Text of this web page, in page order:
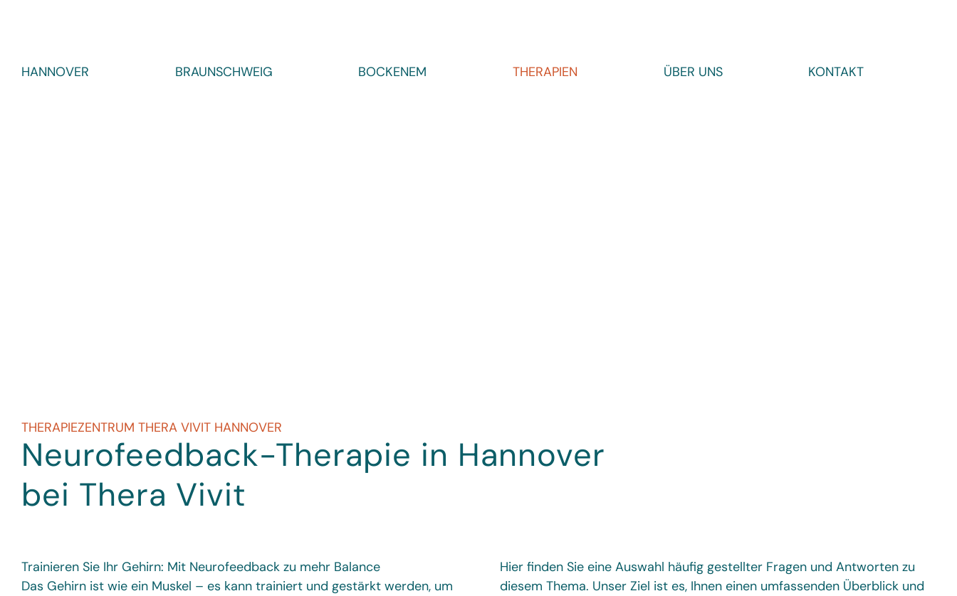
HANNOVER BRAUNSCHWEIG BOCKENEM THERAPIEN ÜBER UNS KONTAKT
THERAPIEZENTRUM THERA VIVIT HANNOVER
Neurofeedback-Therapie in Hannover
bei Thera Vivit
Trainieren Sie Ihr Gehirn: Mit Neurofeedback zu mehr Balance
Das Gehirn ist wie ein Muskel – es kann trainiert und gestärkt werden, um
Hier finden Sie eine Auswahl häufig gestellter Fragen und Antworten zu
diesem Thema. Unser Ziel ist es, Ihnen einen umfassenden Überblick und